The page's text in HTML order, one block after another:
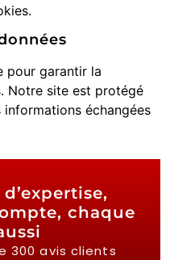
pour garantir la
Notre site est protégé
échangées
chaque
300 avis clients